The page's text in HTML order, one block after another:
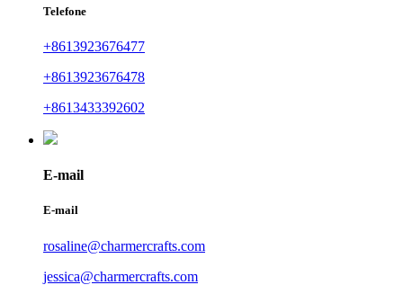
Telefone
+8613923676477
+8613923676478
+8613433392602
E-mail
E-mail
rosaline@charmercrafts.com
jessica@charmercrafts.com